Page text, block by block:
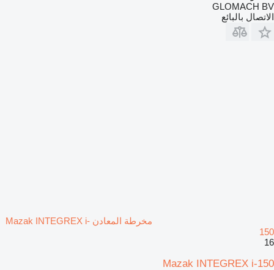
GLOMACH BV
الاتصال بالبائع
مخرطة المعادن Mazak INTEGREX i-
150
16
Mazak INTEGREX i-150